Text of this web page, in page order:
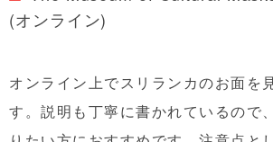
(オンライン)
オンライン上でスリランカのお面を
す。説明も丁寧に書かれているので